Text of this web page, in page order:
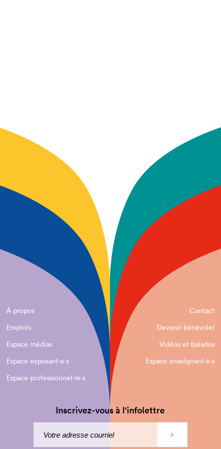
À propos
Contact
Emplois
Devenir bénévole!
Espace médias
Vidéos et balados
Espace exposant·e⋅s
Espace enseignant·e⋅s
Espace professionnel·le⋅s
Inscrivez-vous à l'infolettre